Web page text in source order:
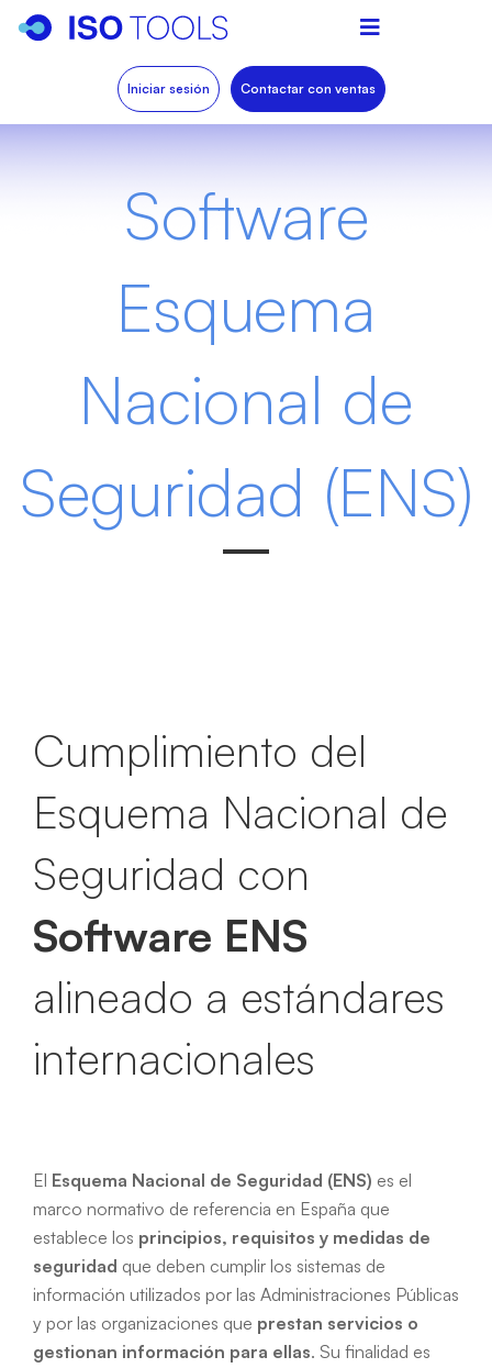
Iniciar sesión Contactar con ventas
Software
Esquema
Nacional de
Seguridad (ENS)
Cumplimiento del
Esquema Nacional de
Seguridad con
Software ENS
alineado a estándares
internacionales
El Esquema Nacional de Seguridad (ENS) es el
marco normativo de referencia en España que
establece los principios, requisitos y medidas de
seguridad que deben cumplir los sistemas de
información utilizados por las Administraciones Públicas
y por las organizaciones que prestan servicios o
gestionan información para ellas. Su finalidad es